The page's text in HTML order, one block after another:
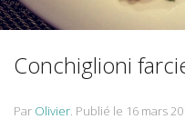
Conchiglioni
Par Olivier. Publié le 16 mars